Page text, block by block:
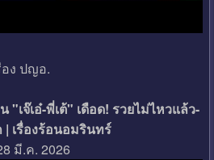
อง ปญอ.
เจ๊เอ๋-พี่เต้" เดือด! รวยไม่ไหวแล้ว-
| เรื่องร้อนอมรินทร์
มี.ค. 2026